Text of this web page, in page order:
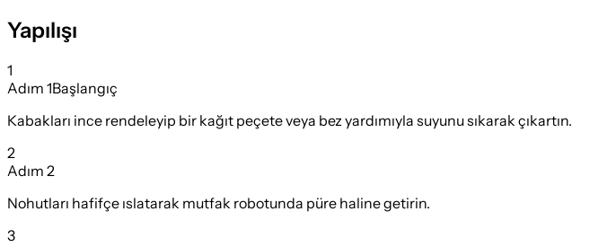
Yapılışı
1
Adım 1Başlangıç
Kabakları ince rendeleyip bir kağıt peçete veya bez yardımıyla suyunu sıkarak çıkartın.
2
Adım 2
Nohutları hafifçe ıslatarak mutfak robotunda püre haline getirin.
3